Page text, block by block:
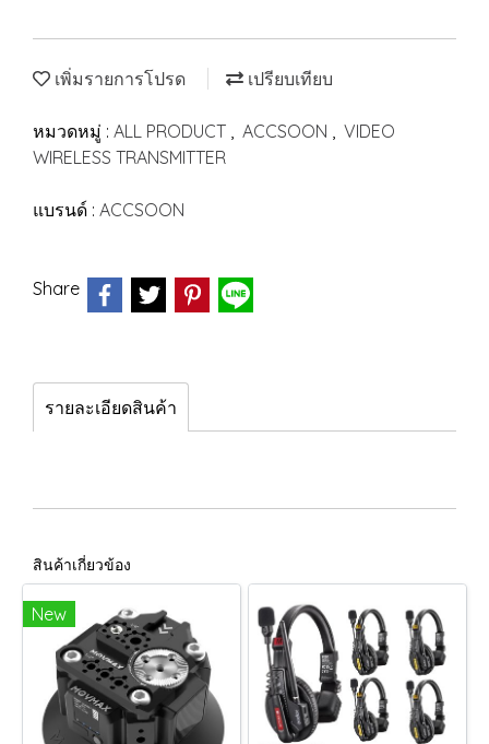
เพิ่มรายการโปรด เปรียบเทียบ
หมวดหมู่ : ALL PRODUCT , ACCSOON , VIDEO
WIRELESS TRANSMITTER
แบรนด์ : ACCSOON
Share
รายละเอียดสินค้า
สินค้าเกี่ยวข้อง
New